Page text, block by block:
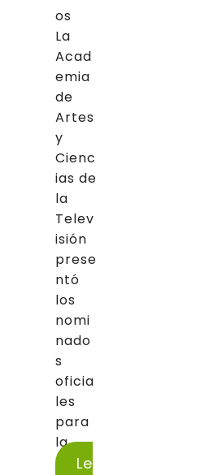
os
La
Acad
emia
de
Artes
y
Cienc
ias de
la
Telev
isión
prese
ntó
los
nomi
nado
s
oficia
les
para
la...
Le